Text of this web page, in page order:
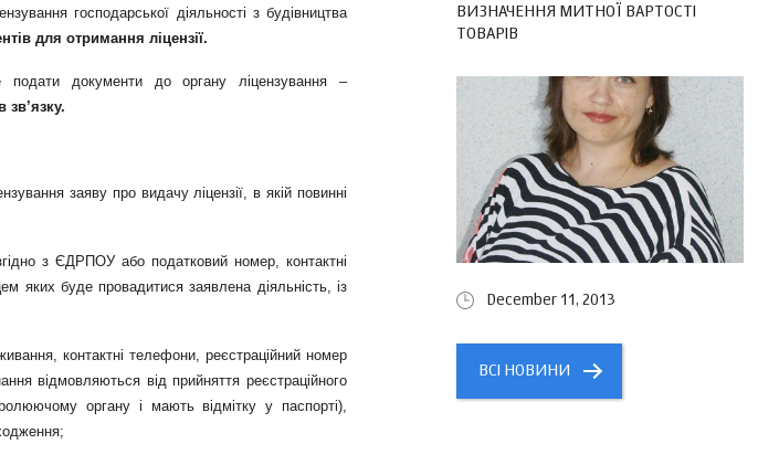
господарської діяльності з будівництва
для отримання ліцензії.
подати документи до органу ліцензування –
зв’язку.
заяву про видачу ліцензії, в якій повинні
з ЄДРПОУ або податковий номер, контактні
яких буде провадитися заявлена діяльність, із
контактні телефони, реєстраційний номер
відмовляються від прийняття реєстраційного
органу і мають відмітку у паспорті),
ВИЗНАЧЕННЯ МИТНОЇ ВАРТОСТІ
ТОВАРІВ
December 11, 2013
ВСІ НОВИНИ